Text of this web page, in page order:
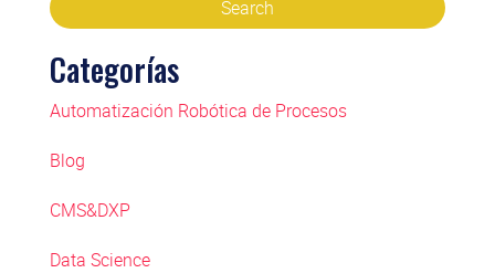
Categorías
Automatización Robótica de Procesos
Blog
CMS&DXP
Data Science